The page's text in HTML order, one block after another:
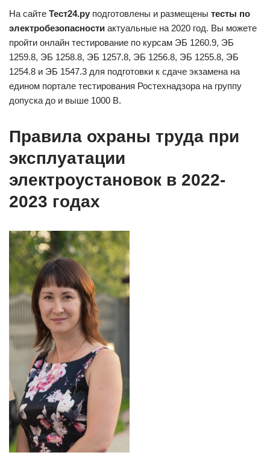
На сайте Тест24.ру подготовлены и размещены тесты по
электробезопасности актуальные на 2020 год. Вы можете
пройти онлайн тестирование по курсам ЭБ 1260.9, ЭБ
1259.8, ЭБ 1258.8, ЭБ 1257.8, ЭБ 1256.8, ЭБ 1255.8, ЭБ
1254.8 и ЭБ 1547.3 для подготовки к сдаче экзамена на
едином портале тестирования Ростехнадзора на группу
допуска до и выше 1000 В.
Правила охраны труда при
эксплуатации
электроустановок в 2022-
2023 годах